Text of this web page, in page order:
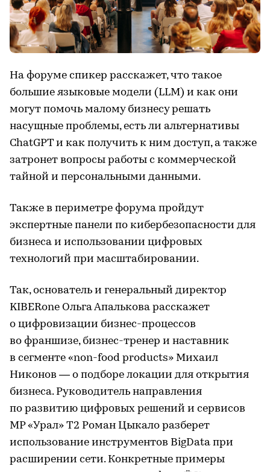
На форуме спикер расскажет, что такое
большие языковые модели (LLM) и как они
могут помочь малому бизнесу решать
насущные проблемы, есть ли альтернативы
ChatGPT и как получить к ним доступ, а также
затронет вопросы работы с коммерческой
тайной и персональными данными.
Также в периметре форума пройдут
экспертные панели по кибербезопасности для
бизнеса и использовании цифровых
технологий при масштабировании.
Так, основатель и генеральный директор
KIBERone Ольга Апалькова расскажет
о цифровизации бизнес-процессов
во франшизе, бизнес-тренер и наставник
в сегменте «non-food products» Михаил
Никонов — о подборе локации для открытия
бизнеса. Руководитель направления
по развитию цифровых решений и сервисов
МР «Урал» T2 Роман Цыкало разберет
использование инструментов BigData при
расширении сети. Конкретные примеры